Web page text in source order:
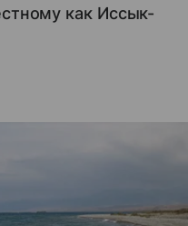
как Иссык-